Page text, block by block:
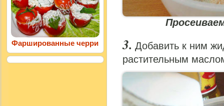
Добавить к ним
растительным
Фаршированные черри